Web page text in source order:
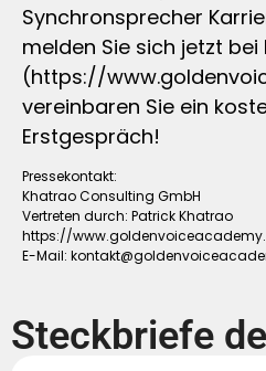
Synchronsprecher
melden Sie sich jetzt
(https://
vereinbaren Sie ein
Erstgespräch!
Pressekontakt:
Khatrao Consulting GmbH
Vertreten durch: Patrick Khatrao
https://
E-Mail:
Steckbriefe